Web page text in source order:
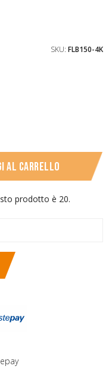
SKU: FLB150-4K
al carrello
prodotto è 20.